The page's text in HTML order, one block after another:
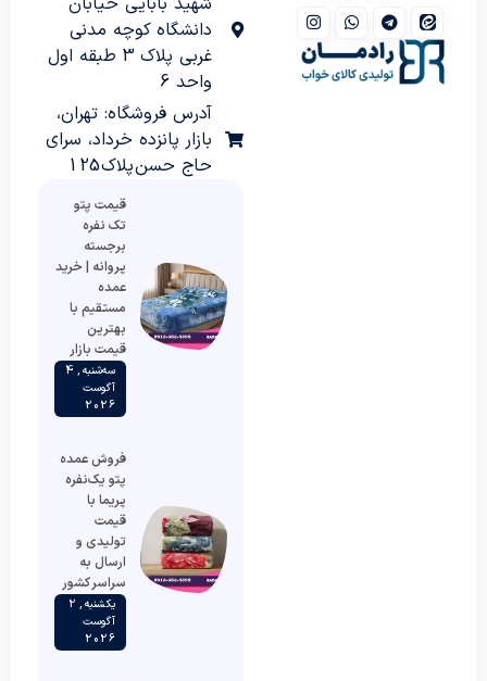
دانشگاه کوچه مدنی
غربی پلاک 3 طبقه اول
واحد 6
آدرس فروشگاه: تهران،
بازار پانزده خرداد، سرای
حاج حسن پلاک 125
قیمت پتو
تک نفره
برجسته
پروانه | خرید
عمده
مستقیم با
بهترین
قیمت بازار
سه‌شنبه , 4
آگوست
2026
فروش عمده
پتو یک‌نفره
پریما با
قیمت
تولیدی و
ارسال به
سراسر کشور
یکشنبه , 2
آگوست
2026